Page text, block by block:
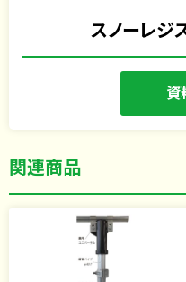
スノーレジ
資
関連商品